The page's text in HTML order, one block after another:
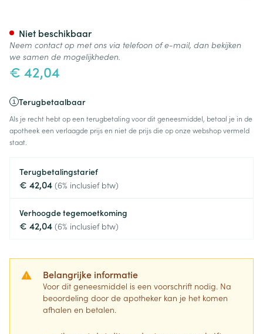
€ 42,04
Terugbetaalbaar
Als je recht hebt op een terugbetaling voor dit geneesmiddel, betaal je in de
apotheek een verlaagde prijs en niet de prijs die op onze webshop vermeld
staat.
Terugbetalingstarief
€ 42,04 (6% inclusief btw)
Verhoogde tegemoetkoming
€ 42,04 (6% inclusief btw)
Belangrijke informatie
Voor dit geneesmiddel is een voorschrift nodig. Na
beoordeling door de apotheker kan je het komen
afhalen en betalen.
Niet beschikbaar
Neem contact op met ons via telefoon of e-mail, dan bekijken
we samen de mogelijkheden.